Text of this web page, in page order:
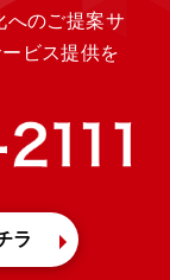
へのご提案サ
ビス提供を
ラ